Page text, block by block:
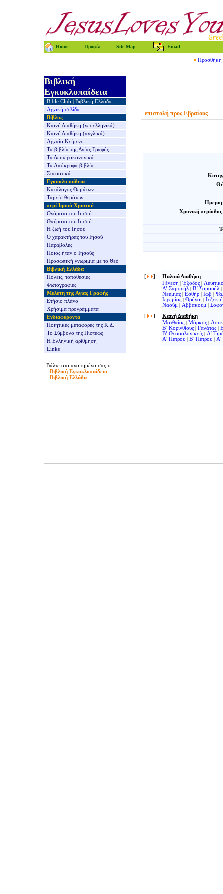
Home Προφίλ Site Map Email
Προσθήκη
Βιβλική
Εγκυκλοπαίδεια
Bible Club
Βιβλική Ελλάδα
Αρχική σελίδα
Βίβλος
Καινή Διαθήκη (νεοελληνικά)
Καινή Διαθήκη (αγγλικά)
Αρχαίο Κείμενο
Τα βιβλία τηςΑγίας Γραφής
Τα Δευτεροκανονικά
Τα Απόκρυφα βιβλία
Στατιστικά
Εγκυκλοπαίδεια
Κατάλογος Θεμάτων
Ταμείο θεμάτων
περί Ιησού Χριστού
Ονόματα του Ιησού
Θαύματα του Ιησού
Η ζωή του Ιησού
Ο χαρακτήρας του Ιησού
Παραβολές
Ποιος ήταν ο Ιησούς
Προσωπική γνωριμία με το Θεό
Βιβλική Ελλάδα
Πόλεις, τοποθεσίες
Φωτογραφίες
Μελέτη της Αγίας Γραφής
Ετήσιο πλάνο
Χρήσιμα προγράμματα
Ενδιαφέροντα
Ποιητικές μεταφορές της Κ.Δ.
Το Σύμβολο της Πίστεως
Η Ελληνική αρίθμηση
Links
Βάλτε στα αγαπημένα σας τη:
- Βιβλική Εγκυκλοπαίδεια
- Βιβλική Ελλάδα
επιστολή προς Εβραίους
Χρονική
[ ]
Παλαιά Διαθήκη
Γένεση |Έξοδος | Λευιτικό
Α’ Σαμουήλ | Β’ Σαμουήλ |
Νεεμίας | Εσθήρ | Ιώβ |
Ιερεμίας | Θρήνοι |
Ναούμ | Αββακούμ |
[
]
Καινή Διαθήκη
Ματθαίος | Μάρκος |
Β’ Κορινθίους | Γαλάτας |
Β’ Θεσσαλονικείς | Α’
Α’ Πέτρου | Β’ Πέτρου | Α’